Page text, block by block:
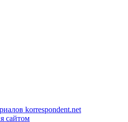
korrespondent.net
сайтом